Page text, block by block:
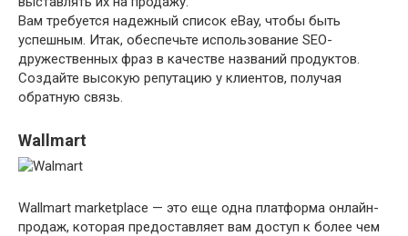
Вам требуется надежный список eBay, чтобы быть
успешным. Итак, обеспечьте использование SEO-
дружественных фраз в качестве названий продуктов.
Создайте высокую репутацию у клиентов, получая
обратную связь.
Wallmart
Wallmart marketplace — это еще одна платформа онлайн-
продаж, которая предоставляет вам доступ к более чем